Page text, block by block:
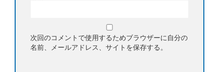
次回のコメントで使用するためブラウザーに自分の
名前、メールアドレス、サイトを保存する。